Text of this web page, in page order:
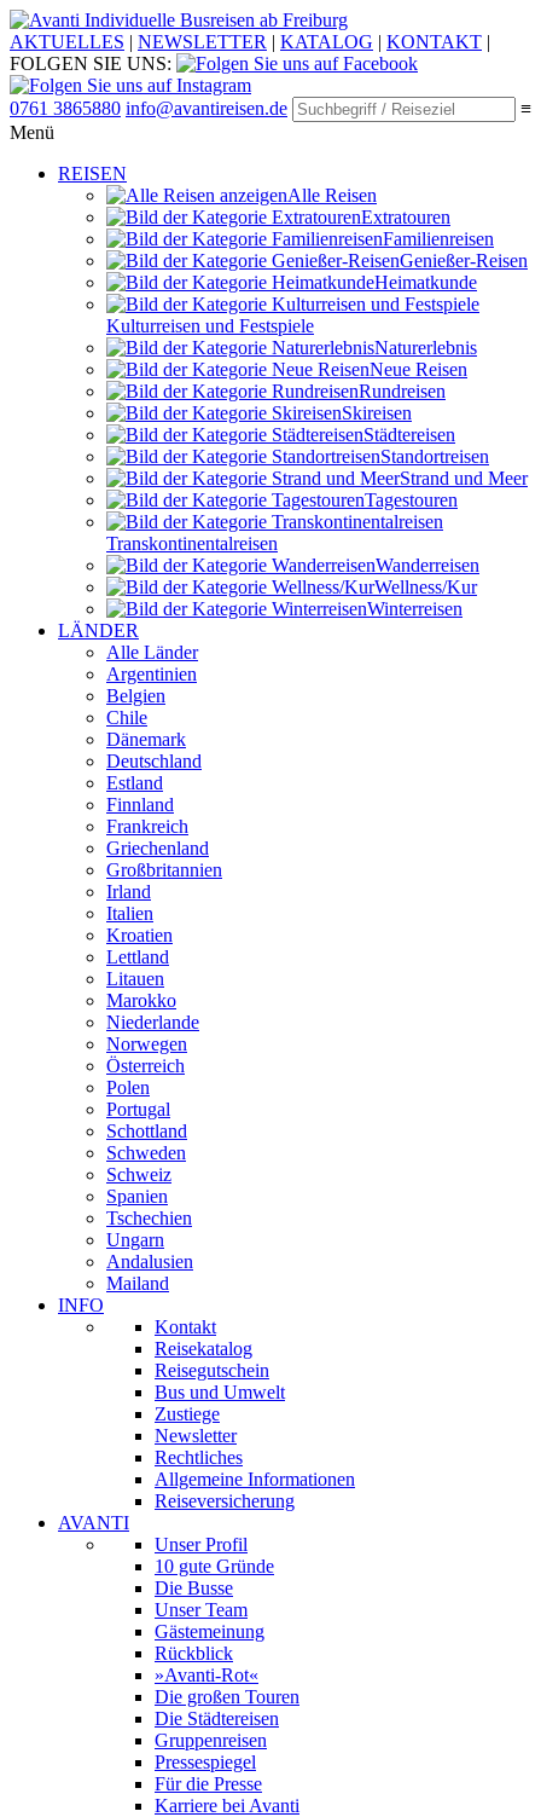
Individuelle Busreisen ab Freiburg
AKTUELLES | NEWSLETTER | KATALOG | KONTAKT |
FOLGEN SIE UNS:
0761 3865880 info@avantireisen.de
≡
Menü
REISEN
Alle Reisen
Extratouren
Familien­reisen
Genießer-Reisen
Heimatkunde
Kultur­reisen und Festspiele
Naturerlebnis
Neue Reisen
Rund­reisen
Ski­reisen
Städte­reisen
Standort­reisen
Strand und Meer
Tagestouren
Transkontinental­reisen
Wander­reisen
Wellness/Kur
Winter­reisen
LÄNDER
Alle Länder
Argentinien
Belgien
Chile
Dänemark
Deutschland
Estland
Finnland
Frankreich
Griechenland
Großbritannien
Irland
Italien
Kroatien
Lettland
Litauen
Marokko
Niederlande
Norwegen
Österreich
Polen
Portugal
Schottland
Schweden
Schweiz
Spanien
Tschechien
Ungarn
Andalusien
Mailand
INFO
Kontakt
Reisekatalog
Reisegutschein
Bus und Umwelt
Zustiege
Newsletter
Rechtliches
Allgemeine Informationen
Reiseversicherung
AVANTI
Unser Profil
10 gute Gründe
Die Busse
Unser Team
Gästemeinung
Rückblick
»Avanti-Rot«
Die großen Touren
Die Städtereisen
Gruppenreisen
Pressespiegel
Für die Presse
Karriere bei Avanti